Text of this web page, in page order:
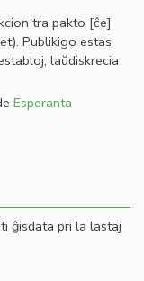
tra pakto [ĉe]
. Publikigo estas
laŭdiskrecia
Esperanta
ĝisdata pri la lastaj